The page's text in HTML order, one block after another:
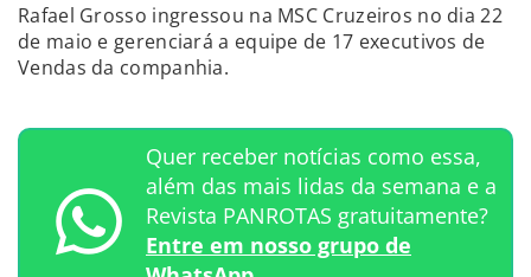
Rafael Grosso ingressou na MSC Cruzeiros no dia 22
de maio e gerenciará a equipe de 17 executivos de
Vendas da companhia.
Quer receber notícias como essa,
além das mais lidas da semana e a
Revista PANROTAS gratuitamente?
Entre em nosso grupo de